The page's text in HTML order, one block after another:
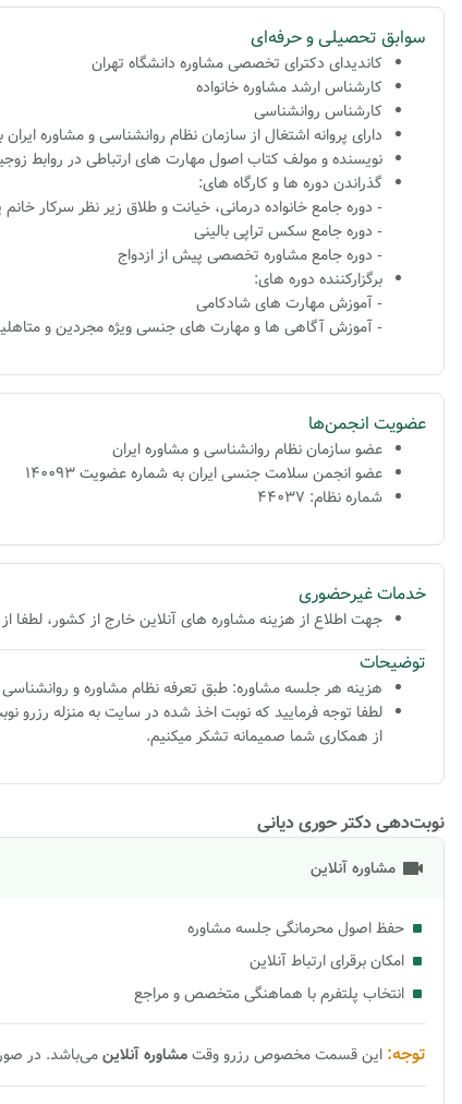
سوابق تحصیلی و حرفه‌ای
کاندیدای دکترای تخصصی مشاوره دانشگاه تهران
کارشناس ارشد مشاوره خانواده
کارشناس روانشناسی
دارای پروانه اشتغال از سازمان نظام روانشناسی و مشاوره ایران با
نویسنده و مولف کتاب اصول مهارت های ارتباطی در روابط
گذراندن دوره ها و کارگاه های:
- دوره جامع خانواده درمانی، خیانت و طلاق زیر نظر سرکار
- دوره جامع سکس تراپی بالینی
- دوره جامع مشاوره تخصصی پیش از ازدواج
برگزارکننده دوره های:
- آموزش مهارت های شادکامی
- آموزش آگاهی ها و مهارت های جنسی ویژه مجردین و
عضویت انجمن‌ها
عضو سازمان نظام روانشناسی و مشاوره ایران
عضو انجمن سلامت جنسی ایران به شماره عضویت 140093
شماره نظام: 44037
خدمات غیرحضوری
جهت اطلاع از هزینه مشاوره های آنلاین خارج از کشور، لطفا از طریق واتس اپ کاری
توضیحات
هزینه هر جلسه مشاوره: طبق تعرفه نظام مشاوره و
لطفا توجه فرمایید که نوبت اخذ شده در سایت به منزله
از همکاری شما صمیمانه تشکر میکنیم.
نوبت‌دهی دکتر حوری دیانی
مشاوره آنلاین
حفظ اصول محرمانگی جلسه مشاوره
امکان برقرای ارتباط آنلاین
انتخاب پلتفرم با هماهنگی متخصص و مراجع
توجه: این قسمت مخصوص رزرو وقتمشاورهآنلاینمی‌باشد. در